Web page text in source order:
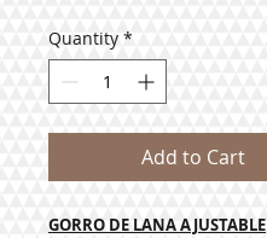
Quantity *
Add to Cart
GORRO DE LANA AJUSTABLE